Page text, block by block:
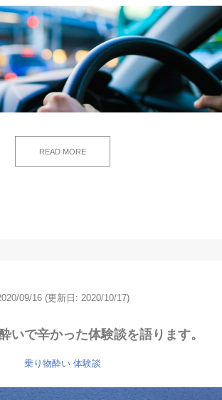
READ MORE
09/16 (更新日: 2020/10/17)
いで辛かった体験談を語ります。
乗り物酔い 体験談